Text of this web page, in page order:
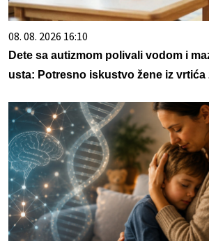
08. 08. 2026 16:10
Dete sa autizmom polivali vodom i
usta: Potresno iskustvo žene iz vrtića